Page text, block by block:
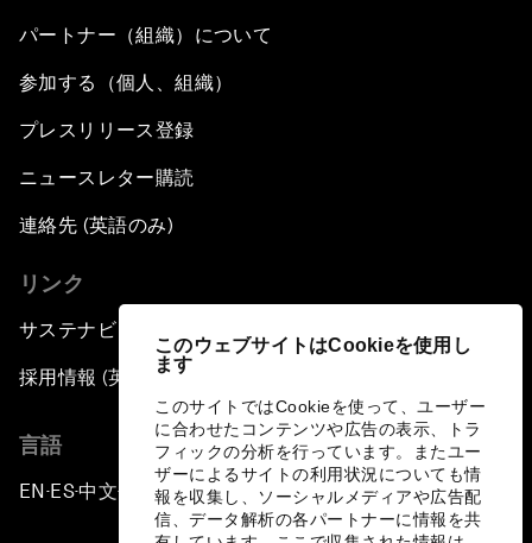
このウェブサイトはCookieを使用し
ます
このサイトではCookieを使って、ユーザー
に合わせたコンテンツや広告の表示、トラ
フィックの分析を行っています。またユー
ザーによるサイトの利用状況についても情
報を収集し、ソーシャルメディアや広告配
信、データ解析の各パートナーに情報を共
パートナー（組織）について
参加する（個人、組織）
プレスリリース登録
ニュースレター購読
連絡先 (英語のみ)
リンク
サステナビリティへの取り組み
採用情報 (英語のみ)
言語
EN ▪ES▪中文▪ 日本語